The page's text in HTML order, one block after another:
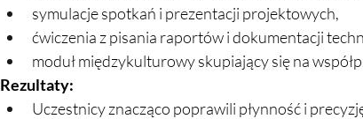
symulacje spotkań i prezentacji projektowych,
ćwiczenia z pisania raportów i dokumentacji
moduł międzykulturowy skupiający się na
Rezultaty:
Uczestnicy znacząco poprawili płynność i